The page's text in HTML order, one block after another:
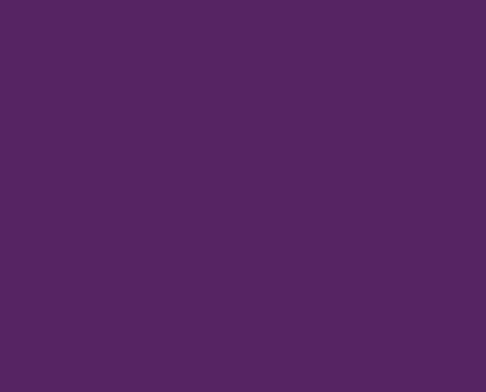
Unsere Angebote wurden erweitert, nun gibt
Themen Recht, Entwicklungspsycholgie und
Zur Unterstützung der Juleica-
diese Module gedacht. Denn die Ausbildung darf
stattfinden - daher haben wir mögliche Themen
Zu finden sind die Module und Anlagen unter